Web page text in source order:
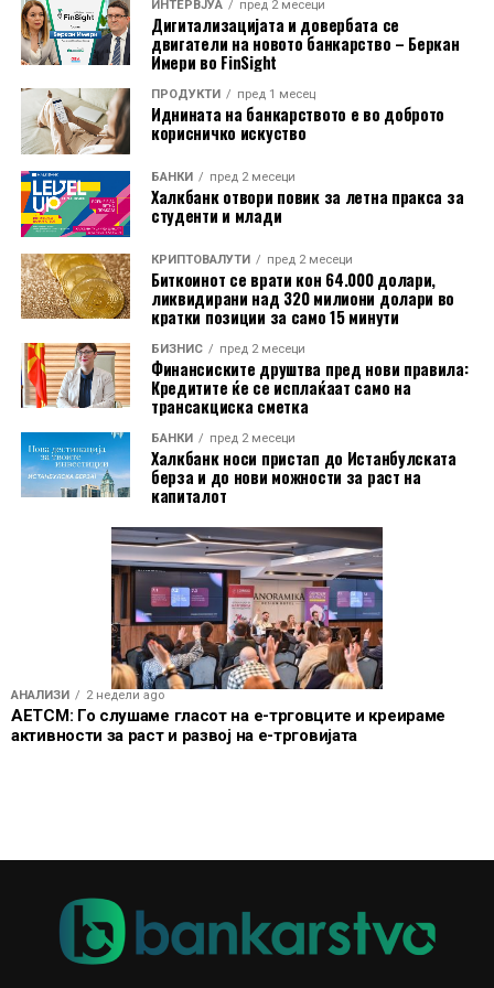
настан што секоја година инспирира сè поголем број
учесници.
Од НЛБ Банка ги потсетуваат клиентите дека
средствата можат да ги користат и безготовински, за
плаќање во продажната мрежа, како и преку
електронското и мобилното банкарство.
ИНТЕРВЈУА пред 2 месеци
Дигитализацијата и довербата се
двигатели на новото банкарство – Беркан
Имери во FinSight
ПРОДУКТИ пред 1 месец
Иднината на банкарството е во доброто
корисничко искуство
БАНКИ пред 2 месеци
Халкбанк отвори повик за летна пракса за
студенти и млади
КРИПТОВАЛУТИ пред 2 месеци
Биткоинот се врати кон 64.000 долари,
ликвидирани над 320 милиони долари во
кратки позиции за само 15 минути
БИЗНИС пред 2 месеци
Финансиските друштва пред нови правила:
Кредитите ќе се исплаќаат само на
трансакциска сметка
БАНКИ пред 2 месеци
Халкбанк носи пристап до Истанбулската
берза и до нови можности за раст на
капиталот
АНАЛИЗИ 2 недели ago
АЕТСМ: Го слушаме гласот на е-трговците и креираме
активности за раст и развој на е-трговијата